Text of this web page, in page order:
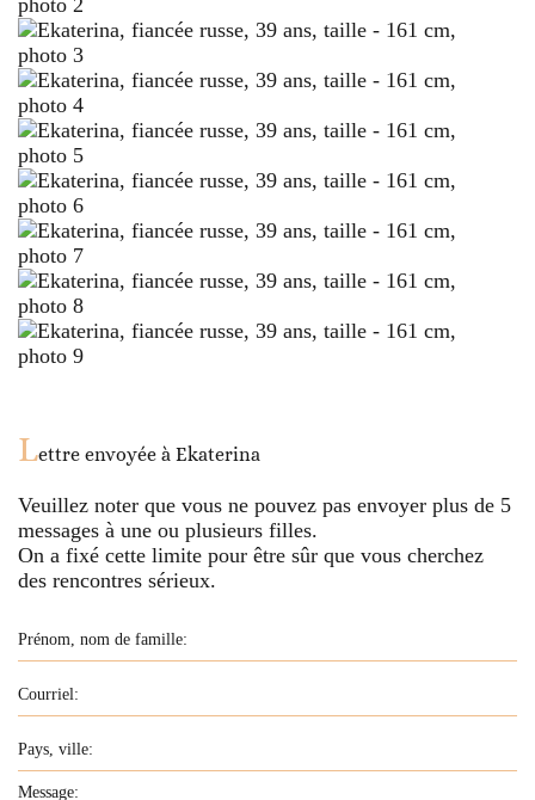
Lettre envoyée à Ekaterina
Veuillez noter que vous ne pouvez pas envoyer plus de 5
messages à une ou plusieurs filles.
On a fixé cette limite pour être sûr que vous cherchez
des rencontres sérieux.